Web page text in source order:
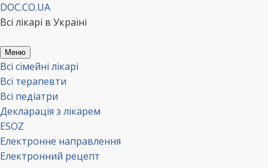
Перейти
до
DOC.CO.UA
Всі лікарі в Україні
Меню
Всі сімейні лікарі
Всі терапевти
Всі педіатри
Декларація з лікарем
ESOZ
Електронне направлення
Електронний рецепт